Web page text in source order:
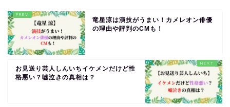
竜星涼は演技がうまい！カメレオン俳優
の理由や評判のCMも！
お見送り芸人しんいちイケメンだけど性
格悪い？嘘泣きの真相は？